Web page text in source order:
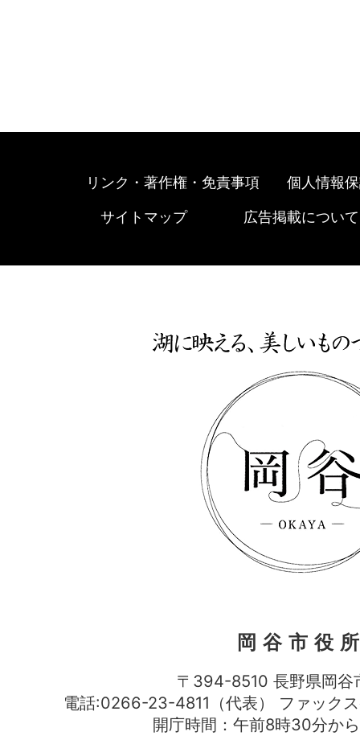
リンク・著作権・免責事項 個人情報
サイトマップ 広告掲載について
岡谷市役
〒394-8510 長野県岡谷
電話:0266-23-4811（代表） ファッ
開庁時間：午前8時30分か